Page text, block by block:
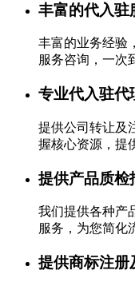
丰富的代入驻
丰富的业务经验
服务咨询，一次
专业代入驻代
提供公司转让及
握核心资源，提
提供产品质检
我们提供各种产
服务，为您简化
提供商标注册